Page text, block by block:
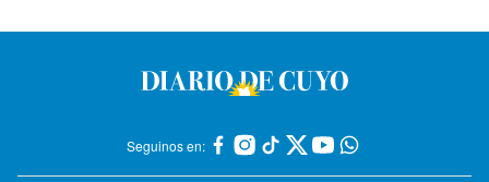
Seguinos en: